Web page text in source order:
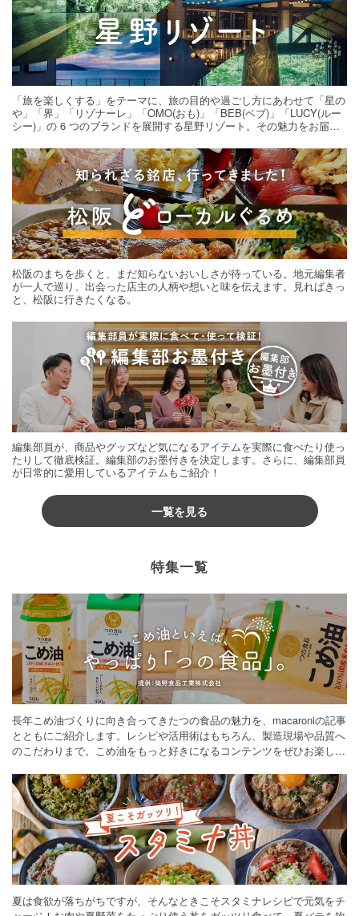
「旅を楽しくする」をテーマに、旅の目的や過ごし方にあわせて「星の
や」「界」「リゾナーレ」「OMO(おも)」「BEB(ベブ)」「LUCY(ルー
シー)」の 6 つのブランドを展開する星野リゾート。その魅力をお届け
松阪のまちを歩くと、まだ知らないおいしさが待っている。地元編集者
が一人で巡り、出会った店主の人柄や想いと味を伝えます。見ればきっ
と、松阪に行きたくなる。
編集部員が、商品やグッズなど気になるアイテムを実際に食べたり使っ
たりして徹底検証。編集部のお墨付きを決定します。さらに、編集部員
が日常的に愛用しているアイテムもご紹介！
一覧を見る
特集一覧
長年こめ油づくりに向き合ってきたつの食品の魅力を、macaroniの記事
とともにご紹介します。レシピや活用術はもちろん、製造現場や品質へ
のこだわりまで。こめ油をもっと好きになるコンテンツをぜひお楽しみ
夏は食欲が落ちがちですが、そんなときこそスタミナレシピで元気をチ